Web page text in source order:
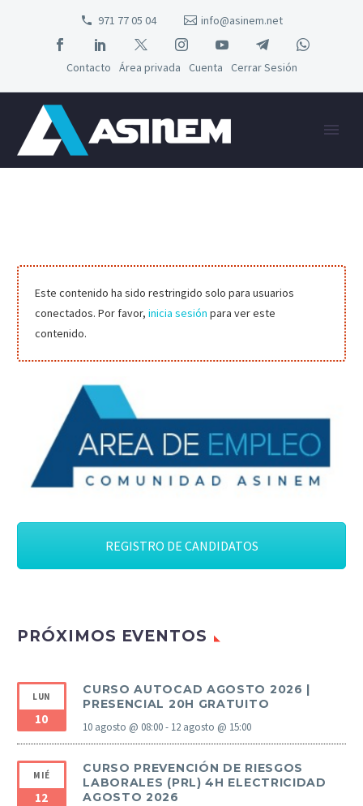
971 77 05 04 info@asinem.net
Contacto Área privada Cuenta Cerrar Sesión
Este contenido ha sido restringido solo para usuarios
conectados. Por favor, inicia sesión para ver este
contenido.
REGISTRO DE CANDIDATOS
PRÓXIMOS EVENTOS
LUN
10
CURSO AUTOCAD AGOSTO 2026 |
PRESENCIAL 20H GRATUITO
10 agosto @ 08:00- 12 agosto @ 15:00
MIÉ
12
CURSO PREVENCIÓN DE RIESGOS
LABORALES (PRL) 4H ELECTRICIDAD
AGOSTO 2026